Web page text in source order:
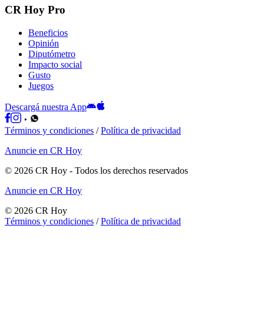
CR Hoy Pro
Beneficios
Opinión
Diputómetro
Impacto social
Gusto
Juegos
Descargá nuestra App
Términos y condiciones /Política de privacidad
Anuncie en CR Hoy
© 2026 CR Hoy - Todos los derechos reservados
Anuncie en CR Hoy
© 2026 CR Hoy
Términos y condiciones /Política de privacidad